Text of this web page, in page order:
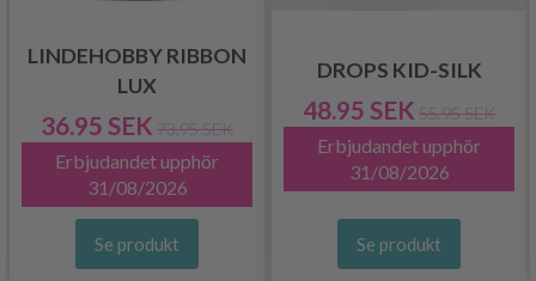
LINDEHOBBY RIBBON
LUX
36.95 SEK 73.95 SEK
Erbjudandet upphör
31/08/2026
Se produkt
DROPS KID-SILK
48.95 SEK 55.95 SEK
Erbjudandet upphör
31/08/2026
Se produkt